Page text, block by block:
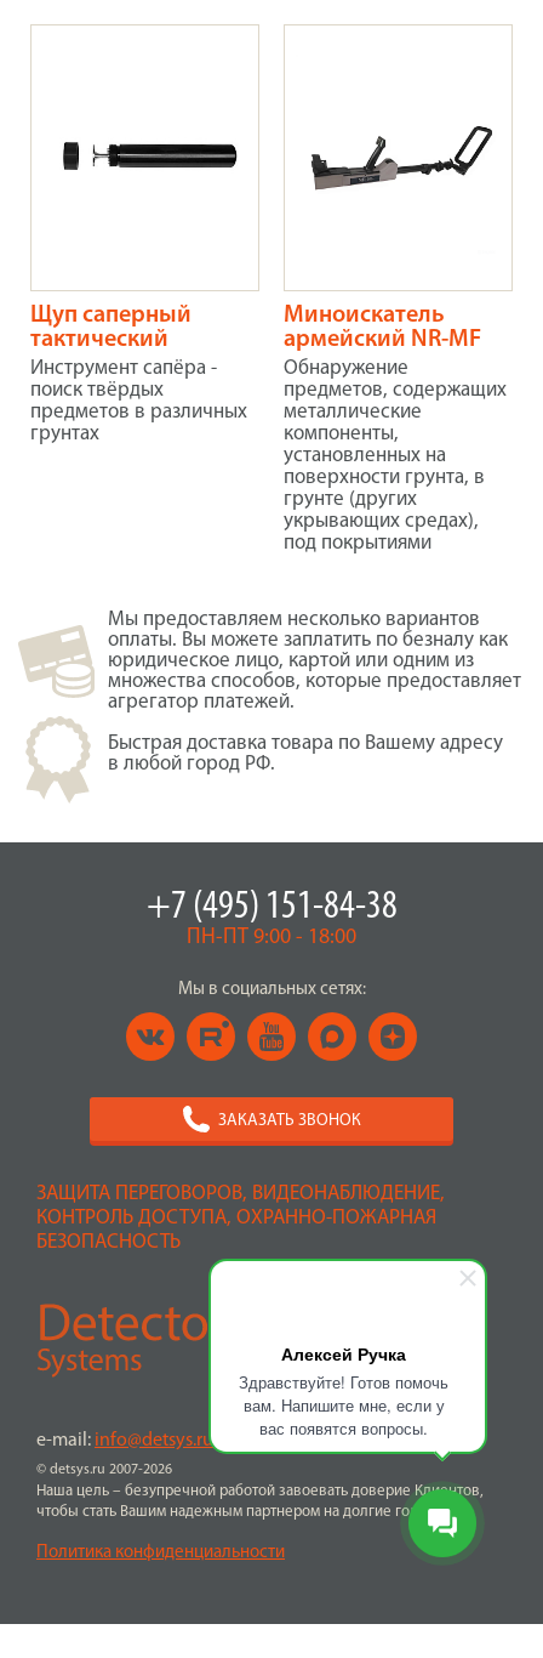
Алексей Ручка
Здравствуйте! Готов помочь
вам. Напишите мне, если у
вас появятся вопросы.
Щуп саперный
тактический
Инструмент сапёра -
поиск твёрдых
предметов в различных
грунтах
Миноискатель
армейский NR-MF
Обнаружение
предметов, содержащих
металлические
компоненты,
установленных на
поверхности грунта, в
грунте (других
укрывающих средах),
под покрытиями
Мы предоставляем несколько вариантов
оплаты. Вы можете заплатить по безналу как
юридическое лицо, картой или одним из
множества способов, которые предоставляет
агрегатор платежей.
Быстрая доставка товара по Вашему адресу
в любой город РФ.
ЗАЩИТА ПЕРЕГОВОРОВ, ВИДЕОНАБЛЮДЕНИЕ,
КОНТРОЛЬ ДОСТУПА, ОХРАННО-ПОЖАРНАЯ
БЕЗОПАСНОСТЬ
© detsys.ru 2007-2026
e-mail: info@detsys.ru
Наша цель – безупречной работой завоевать доверие Клиентов,
чтобы стать Вашим надежным партнером на долгие годы
Политика конфиденциальности
+7 (495) 151-84-38
ПН-ПТ 9:00 - 18:00
Мы в социальных сетях:
ЗАКАЗАТЬ ЗВОНОК